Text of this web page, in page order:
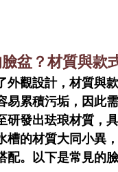
5 顆星）。
盆？材質與款
外觀設計，材質與
易累積污垢，因此
研發出珐琅材質，
槽的材質大同小異
配。以下是常見的